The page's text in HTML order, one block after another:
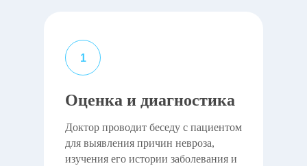
Оценка и диагностика
Доктор проводит беседу с пациентом
для выявления причин невроза,
изучения его истории заболевания и